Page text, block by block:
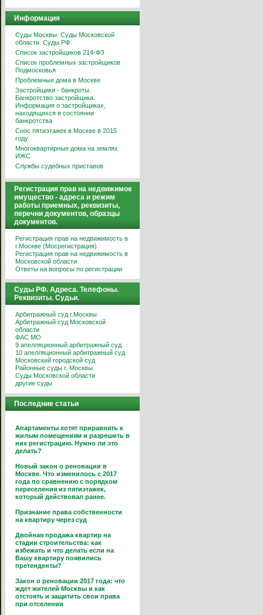
Информация
Суды Москвы. Суды Московской
области. Суды РФ
Список застройщиков 214-ФЗ
Список проблемных застройщиков
Подмосковья
Проблемные дома в Москве
Застройщики - банкроты.
Банкротство застройщика.
Информация о застройщиках,
находящихся в состоянии
банкротства
Снос пятиэтажек в Москве в 2015
году
Многоквартирные дома на землях
ИЖС
Службы судебных приставов
Регистрация прав на недвижимое
имущество - адреса и режим
работы приемных, реквизиты,
перечни документов, образцы
документов.
Регистрация прав на недвижимость в
г.Москве (Мосрегистрация)
Регистрация прав на недвижимость в
Московской области
Ответы на вопросы по регистрации
Суды РФ. Адреса. Телефоны.
Реквизиты. Судьи.
Арбитражный суд г.Москвы
Арбитражный суд Московской
области
ФАС МО
9 апелляционный арбитражный суд
10 апелляционный арбитражный суд
Московский городской суд
Районные суды г. Москвы
Суды Московской области
другие суды
Последние статьи
Апартаменты хотят приравнять к
жилым помещениям и разрешить в
них регистрацию. Нужно ли это
делать?
Новый закон о реновации в
Москве. Что изменилось с 2017
года по сравнению с порядком
переселения из пятиэтажек,
который действовал ранее.
Признание права собственности
на квартиру через суд
Двойная продажа квартир на
стадии строительства: как
избежать и что делать если на
Вашу квартиру появились
претенденты?
Закон о реновации 2017 года: что
ждет жителей Москвы и как
отстоять и защитить свои права
при отселении